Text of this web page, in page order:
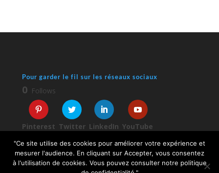
Pour garder le fil sur les réseaux sociaux
0 Follows
Pinterest Twitter LinkedIn YouTube
"Ce site utilise des cookies pour améliorer votre expérience et
mesurer l'audience. En cliquant sur Accepter, vous consentez
à l'utilisation de cookies. Vous pouvez consulter notre politique